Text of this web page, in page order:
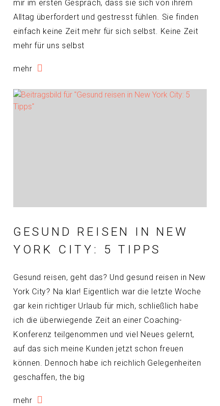
mir im ersten Gespräch, dass sie sich von ihrem
Alltag überfordert und gestresst fühlen. Sie finden
einfach keine Zeit mehr für sich selbst. Keine Zeit
mehr für uns selbst
mehr
GESUND REISEN IN NEW
YORK CITY: 5 TIPPS
Gesund reisen, geht das? Und gesund reisen in New
York City? Na klar! Eigentlich war die letzte Woche
gar kein richtiger Urlaub für mich, schließlich habe
ich die überwiegende Zeit an einer Coaching-
Konferenz teilgenommen und viel Neues gelernt,
auf das sich meine Kunden jetzt schon freuen
können. Dennoch habe ich reichlich Gelegenheiten
geschaffen, the big
mehr